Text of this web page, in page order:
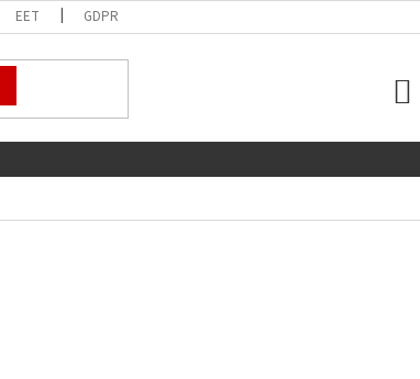
EET GDPR